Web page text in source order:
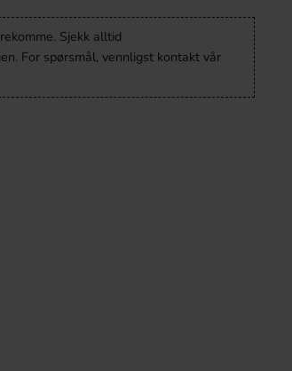
Sjekk alltid
For spørsmål, vennligst kontakt vår